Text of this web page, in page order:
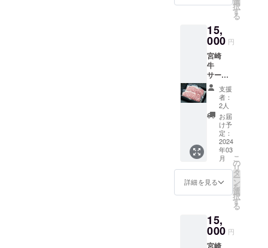
売酒類
有する
酒屋
momと
いうお
店から
直送し
ます。
（通知
書文書
番号：
荏法第
150号）
後タイ
ない
オール
マイ
ティな
スパー
クリン
グワイ
ンで
す。 通
信販売
酒類小
売業免
許を有
する酒
屋mom
お店か
ら直送
（通知
書文書
番号：
り冷凍
保存で
30日
(朝霧の
こん
じょ敷
地内) 電
話：
0986-
38-
1129 発
送の際
は『ト
レーに
入った
状態』
を各種
化粧箱
に梱包
致しま
す。 ■
り冷凍
保存で
30日
択
す
る
15,
000 円
宮崎
牛
サーロ
インス
テーキ2
枚(1枚
200ｇ）
入り 都
城市の
おおが
た牧場
より
クール
便にて
発送し
ます。
限：出
荷日よ
り冷凍
支援
者：
2人
お届
け予
定：
2024
年03
月
詳細を見る
こ
の
リ
タ
ー
ン
を
選
択
す
る
15,
000 円
宮崎